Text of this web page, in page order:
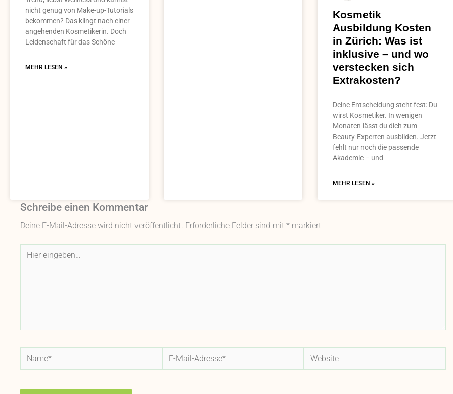
nicht genug von Make-up-Tutorials
bekommen? Das klingt nach einer
angehenden Kosmetikerin. Doch
Leidenschaft für das Schöne
MEHR LESEN »
Kosmetik
Ausbildung Kosten
in Zürich: Was ist
inklusive – und wo
verstecken sich
Extrakosten?
Deine Entscheidung steht fest: Du
wirst Kosmetiker. In wenigen
Monaten lässt du dich zum
Beauty-Experten ausbilden. Jetzt
fehlt nur noch die passende
Akademie – und
MEHR LESEN »
Schreibe einen Kommentar
Deine E-Mail-Adresse wird nicht veröffentlicht. Erforderliche Felder sind mit * markiert
Hier
Name* Website